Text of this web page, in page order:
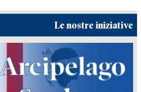
Le nostre iniziative